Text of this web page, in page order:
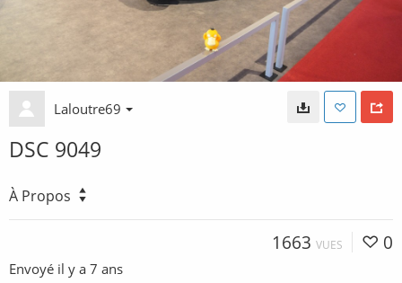
Laloutre69
DSC 9049
À Propos
1663 VUES 0
Envoyé il y a 7 ans